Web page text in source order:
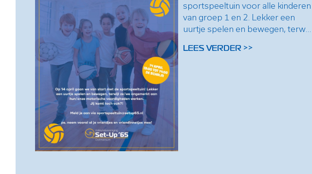
sportspeeltuin voor alle kinderen
van groep 1 en 2. Lekker een
uurtje spelen en bewegen, terw...
LEES VERDER >>